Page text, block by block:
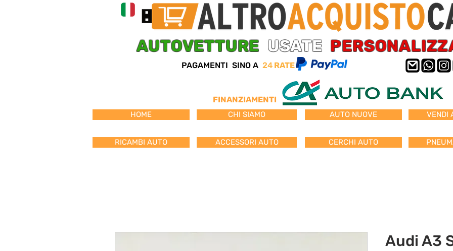
AUTOVETTURE USATE
PAGAMENTI SINO A 24 RATE
HOME
FINANZIAMENTI
CHI SIAMO AUTO NUOVE VENDI
RICAMBI AUTO ACCESSORI AUTO CERCHI AUTO
Audi A3